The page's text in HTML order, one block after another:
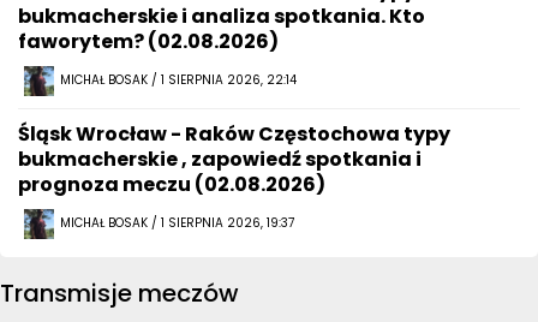
bukmacherskie i analiza spotkania. Kto
faworytem? (02.08.2026)
MICHAŁ BOSAK / 1 SIERPNIA 2026, 22:14
Śląsk Wrocław - Raków Częstochowa typy
bukmacherskie , zapowiedź spotkania i
prognoza meczu (02.08.2026)
MICHAŁ BOSAK / 1 SIERPNIA 2026, 19:37
Transmisje meczów